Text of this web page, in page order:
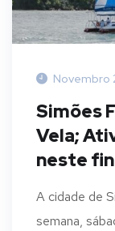
Novembro
Simões
Vela;
neste
A cidade de
semana,